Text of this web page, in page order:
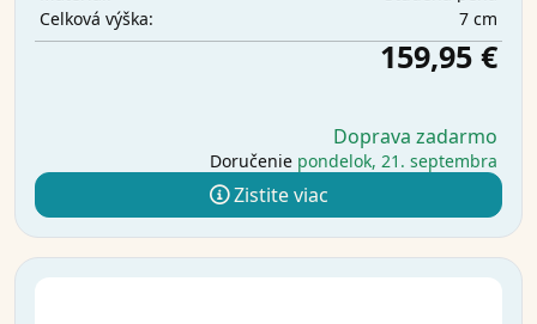
Celková výška:
7 cm
159,95 €
Doprava zadarmo
Doručenie pondelok, 21. septembra
Zistite viac